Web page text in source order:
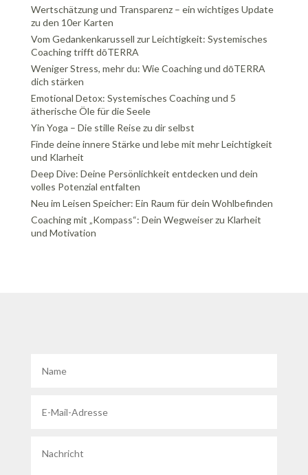
Wertschätzung und Transparenz – ein wichtiges Update
zu den 10er Karten
Vom Gedankenkarussell zur Leichtigkeit: Systemisches
Coaching trifft dōTERRA
Weniger Stress, mehr du: Wie Coaching und dōTERRA
dich stärken
Emotional Detox: Systemisches Coaching und 5
ätherische Öle für die Seele
Yin Yoga – Die stille Reise zu dir selbst
Finde deine innere Stärke und lebe mit mehr Leichtigkeit
und Klarheit
Deep Dive: Deine Persönlichkeit entdecken und dein
volles Potenzial entfalten
Neu im Leisen Speicher: Ein Raum für dein Wohlbefinden
Coaching mit „Kompass“: Dein Wegweiser zu Klarheit
und Motivation